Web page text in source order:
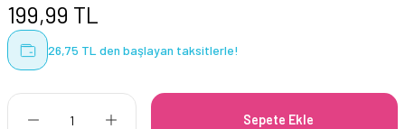
199,99 TL
26,75 TL den başlayan taksitlerle!
Sepete Ekle